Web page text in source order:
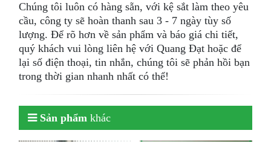
Chúng tôi luôn có hàng sẵn, với kệ sắt làm theo yêu
cầu, công ty sẽ hoàn thanh sau 3 - 7 ngày tùy số
lượng. Để rõ hơn về sản phẩm và báo giá chi tiết,
quý khách vui lòng liên hệ với Quang Đạt hoặc để
lại số điện thoại, tin nhắn, chúng tôi sẽ phản hồi bạn
trong thời gian nhanh nhất có thể!
Sản phẩm khác